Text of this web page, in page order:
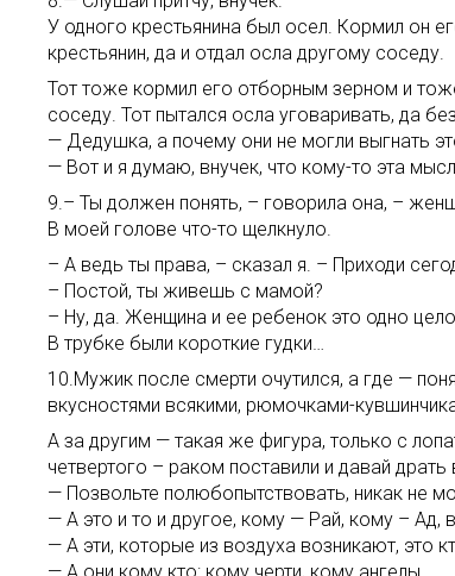
У одного крестьянина был осел. Кормил он
крестьянин, да и отдал осла другому соседу.
Тот тоже кормил его отборным зерном и
соседу. Тот пытался осла уговаривать, да
— Дедушка, а почему они не могли выгнать
— Вот и я думаю, внучек, что кому-то эта
9.– Ты должен понять, – говорила она, –
В моей голове что-то щелкнуло.
– А ведь ты права, – сказал я. – Приходи
– Постой, ты живешь с мамой?
– Ну, да. Женщина и ее ребенок это одно
В трубке были короткие гудки…
10.Мужик после смерти очутился, а где —
вкусностями всякими, рюмочками-
А за другим — такая же фигура, только с
четвертого – раком поставили и давай
— Позвольте полюбопытствовать, никак не
— А это и то и другое, кому — Рай, кому – Ад,
— А эти, которые из воздуха возникают, это